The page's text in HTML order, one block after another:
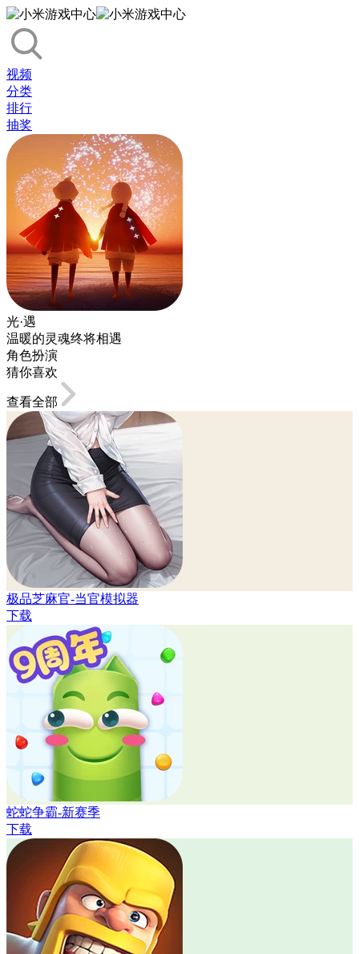
视频
分类
排行
抽奖
光·遇
温暖的灵魂终将相遇
角色扮演
猜你喜欢
查看全部
极品芝麻官-当官模拟器
下载
蛇蛇争霸-新赛季
下载